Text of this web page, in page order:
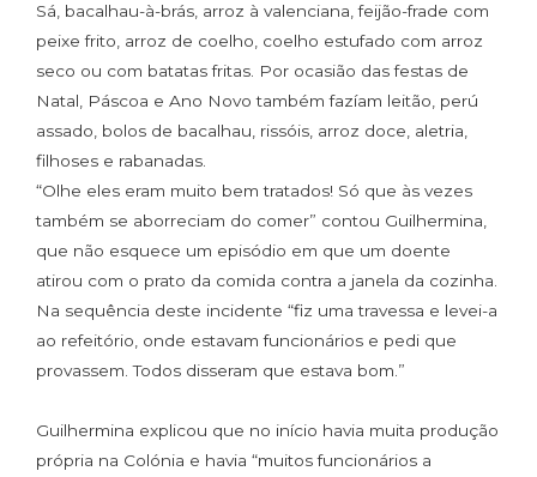
Sá, bacalhau-à-brás, arroz à valenciana, feijão-frade com
peixe frito, arroz de coelho, coelho estufado com arroz
seco ou com batatas fritas. Por ocasião das festas de
Natal, Páscoa e Ano Novo também fazíam leitão, perú
assado, bolos de bacalhau, rissóis, arroz doce, aletria,
filhoses e rabanadas.
“Olhe eles eram muito bem tratados! Só que às vezes
também se aborreciam do comer” contou Guilhermina,
que não esquece um episódio em que um doente
atirou com o prato da comida contra a janela da cozinha.
Na sequência deste incidente “fiz uma travessa e levei-a
ao refeitório, onde estavam funcionários e pedi que
provassem. Todos disseram que estava bom.”
Guilhermina explicou que no início havia muita produção
própria na Colónia e havia “muitos funcionários a